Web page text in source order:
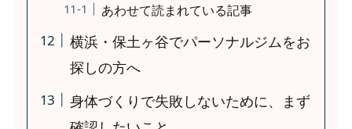
あわせて読まれている記事
横浜・保土ヶ谷でパーソナルジムをお
探しの方へ
身体づくりで失敗しないために、まず